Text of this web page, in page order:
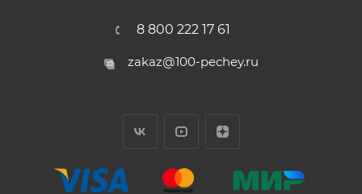
8 800 222 17 61
zakaz@100-pechey.ru